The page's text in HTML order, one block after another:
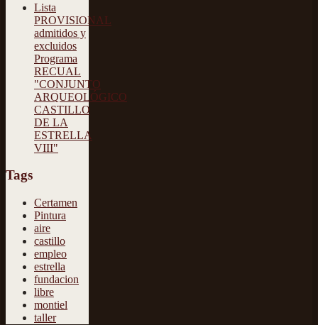
Lista
PROVISIONAL
admitidos y
excluidos
Programa
RECUAL
"CONJUNTO
ARQUEOLÓGICO
CASTILLO
DE LA
ESTRELLA
VIII"
Tags
Certamen
Pintura
aire
castillo
empleo
estrella
fundacion
libre
montiel
taller